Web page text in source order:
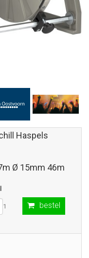
Haspels
Ø 15mm 46m
1
bestel